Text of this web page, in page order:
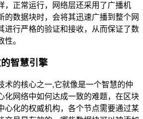
，正常运行，网络层还采用了广播机
的数据块时，会将其迅速广播到整个网
进行严格的验证和接收，从而保证了数
。
智慧引擎
术的核心之一,它就像是一个智慧的仲
化网络中如何达成一致的难题，在区块
心化的权威机构，各个节点需要通过某